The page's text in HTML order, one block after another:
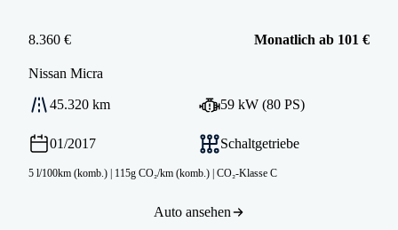
8.360 € Monatlich ab 101 €
Nissan Micra
45.320 km 59 kW (80 PS)
01/2017 Schaltgetriebe
5 l/100km (komb.) | 115g CO₂/km (komb.) | CO₂-Klasse C
Auto ansehen